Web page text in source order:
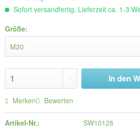
Sofort versandfertig, Lieferzeit ca. 1-3
Größe:
In den
Merken Bewerten
Artikel-Nr.: SW10128